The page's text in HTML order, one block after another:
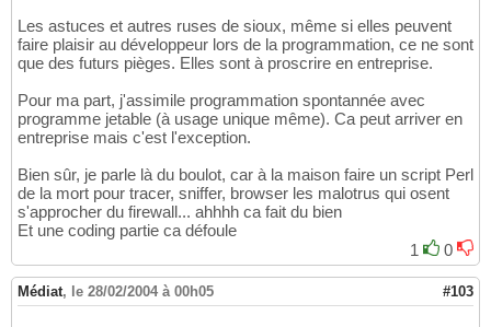
Les astuces et autres ruses de sioux, même si elles peuvent
faire plaisir au développeur lors de la programmation, ce ne sont
que des futurs pièges. Elles sont à proscrire en entreprise.
Pour ma part, j'assimile programmation spontannée avec
programme jetable (à usage unique même). Ca peut arriver en
entreprise mais c'est l'exception.
Bien sûr, je parle là du boulot, car à la maison faire un script Perl
de la mort pour tracer, sniffer, browser les malotrus qui osent
s'approcher du firewall... ahhhh ca fait du bien
Et une coding partie ca défoule
1
0
Médiat, le 28/02/2004 à 00h05 #103